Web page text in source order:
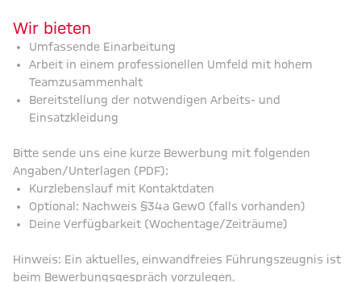
Wir bieten
Umfassende Einarbeitung
Arbeit in einem professionellen Umfeld mit hohem
Teamzusammenhalt
Bereitstellung der notwendigen Arbeits- und
Einsatzkleidung
Bitte sende uns eine kurze Bewerbung mit folgenden
Angaben/Unterlagen (PDF):
Kurzlebenslauf mit Kontaktdaten
Optional: Nachweis §34a GewO (falls vorhanden)
Deine Verfügbarkeit (Wochentage/Zeiträume)
Hinweis: Ein aktuelles, einwandfreies Führungszeugnis ist
beim Bewerbungsgespräch vorzulegen.